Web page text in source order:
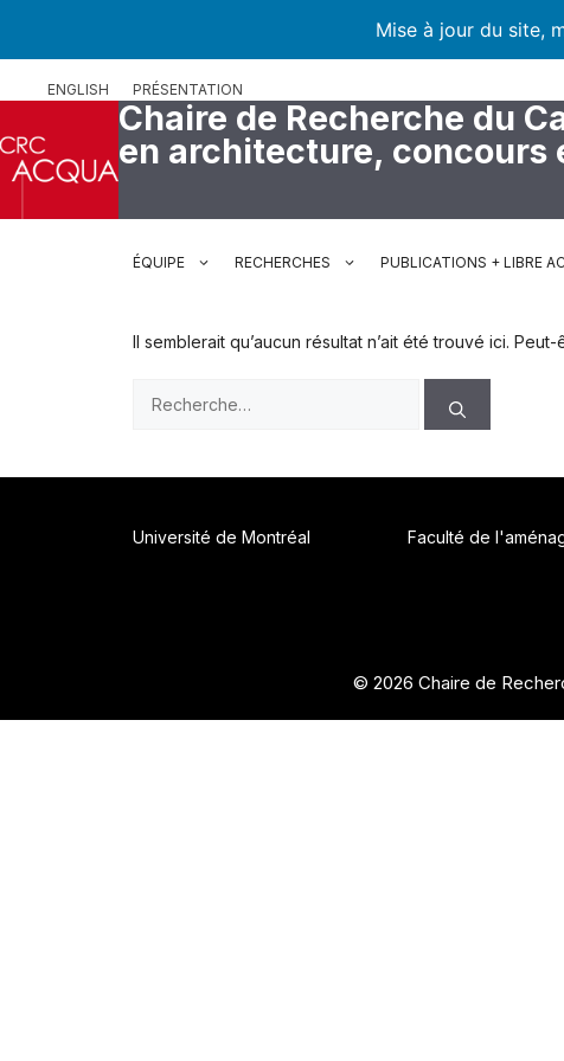
Mise à jour du site,
ENGLISH PRÉSENTATION
Chaire de Recherche du
en architecture, concours
ÉQUIPE RECHERCHES PUBLICATIONS + LIBRE
Il semblerait qu’aucun résultat n’ait été trouvé ici.
Université de Montréal Faculté de
© 2026 Chaire de